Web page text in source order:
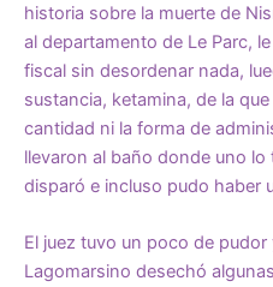
historia sobre la muerte de
al departamento de Le Parc,
fiscal sin desordenar nada,
sustancia, ketamina, de la
cantidad ni la forma de
llevaron al baño donde uno lo
disparó e incluso pudo haber
El juez tuvo un poco de
Lagomarsino desechó